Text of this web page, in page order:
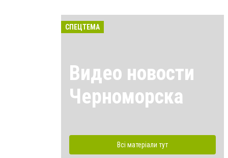
СПЕЦТЕМА
Видео новости
Черноморска
Всі матеріали тут